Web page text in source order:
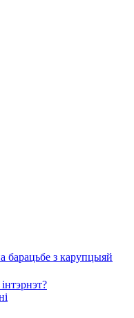
барацьбе з карупцыяй